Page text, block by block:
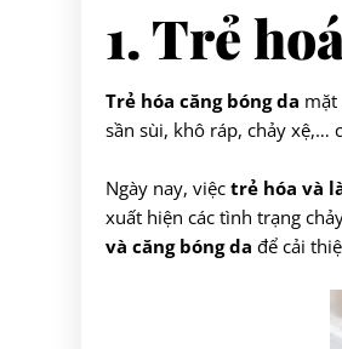
1. Trẻ
Trẻ hóa căng bóng da mặt
sần sùi, khô ráp, chảy xệ,…
Ngày nay, việc trẻ hóa và
xuất hiện các tình trạng
và căng bóng da để cải